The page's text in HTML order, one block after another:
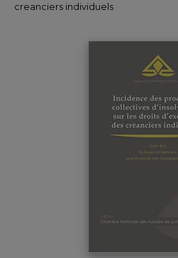
creanciers individuels